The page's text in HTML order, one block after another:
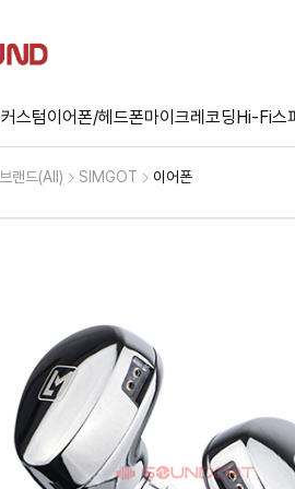
커스텀이어폰/헤드폰마이크레코딩Hi-Fi스
브랜드(All) SIMGOT 이어폰